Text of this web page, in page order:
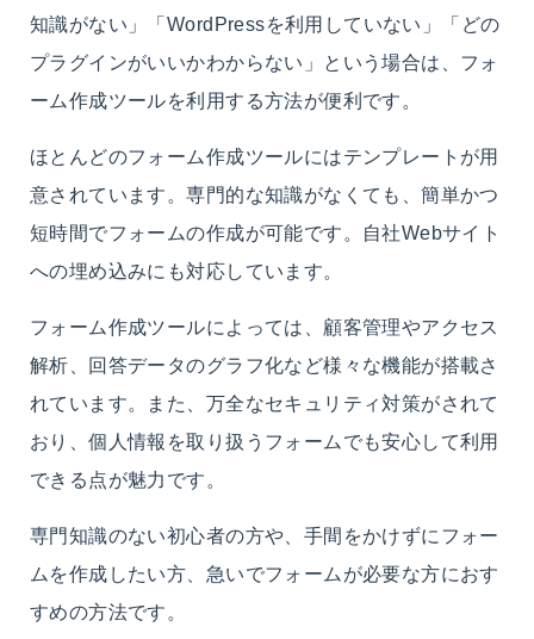
知識がない」「WordPressを利用していない」「どの
プラグインがいいかわからない」という場合は、フォ
ーム作成ツールを利用する方法が便利です。
ほとんどのフォーム作成ツールにはテンプレートが用
意されています。専門的な知識がなくても、簡単かつ
短時間でフォームの作成が可能です。自社Webサイト
への埋め込みにも対応しています。
フォーム作成ツールによっては、顧客管理やアクセス
解析、回答データのグラフ化など様々な機能が搭載さ
れています。また、万全なセキュリティ対策がされて
おり、個人情報を取り扱うフォームでも安心して利用
できる点が魅力です。
専門知識のない初心者の方や、手間をかけずにフォー
ムを作成したい方、急いでフォームが必要な方におす
すめの方法です。